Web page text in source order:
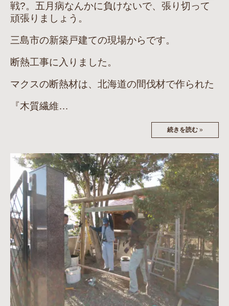
戦?。五月病なんかに負けないで、張り切って
頑張りましょう。
三島市の新築戸建ての現場からです。
断熱工事に入りました。
マクスの断熱材は、北海道の間伐材で作られた
『木質繊維…
続きを読む »